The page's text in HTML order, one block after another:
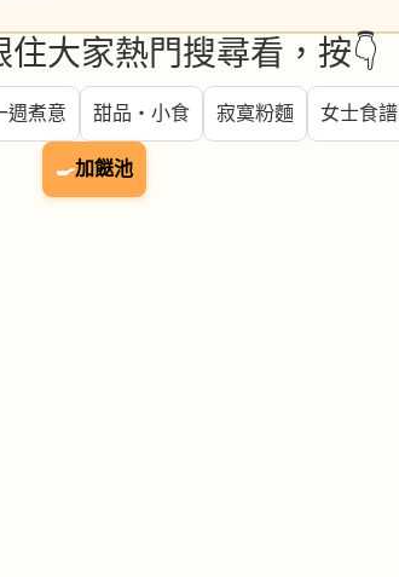
大家熱門搜尋看，按👇
週煮意 甜品・小食 寂寞粉麵 女士食譜
🍳加餸池